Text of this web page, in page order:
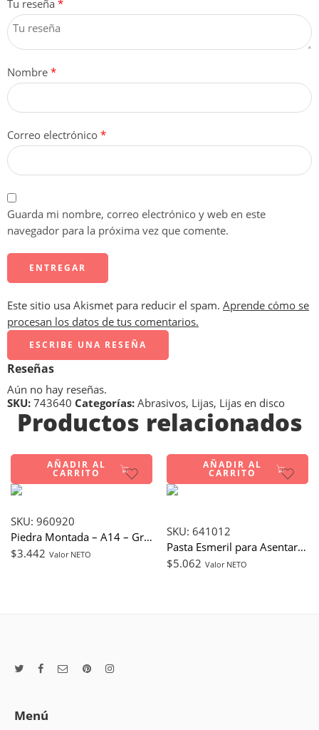
Tu reseña *
Nombre *
Correo electrónico *
Guarda mi nombre, correo electrónico y web en este
navegador para la próxima vez que comente.
Este sitio usa Akismet para reducir el spam. Aprende cómo se
procesan los datos de tus comentarios.
ESCRIBE UNA RESEÑA
Reseñas
Aún no hay reseñas.
SKU: 743640 Categorías: Abrasivos, Lijas, Lijas en disco
Productos relacionados
AÑADIR AL
CARRITO
SKU: 960920
Piedra Montada – A14 – Grano 36 (Fino)
$3.442 Valor NETO
AÑADIR AL
CARRITO
SKU: 641012
Pasta Esmeril para Asentar y Pulir – Grano 100 – 250 gr
$5.062 Valor NETO
Menú